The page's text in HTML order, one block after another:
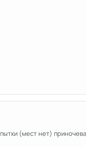
(мест нет)